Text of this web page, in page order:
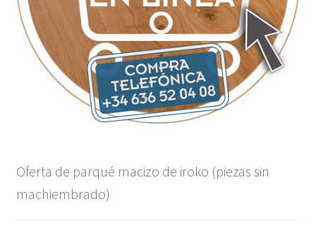
Oferta de parqué macizo de iroko (piezas sin
machiembrado)